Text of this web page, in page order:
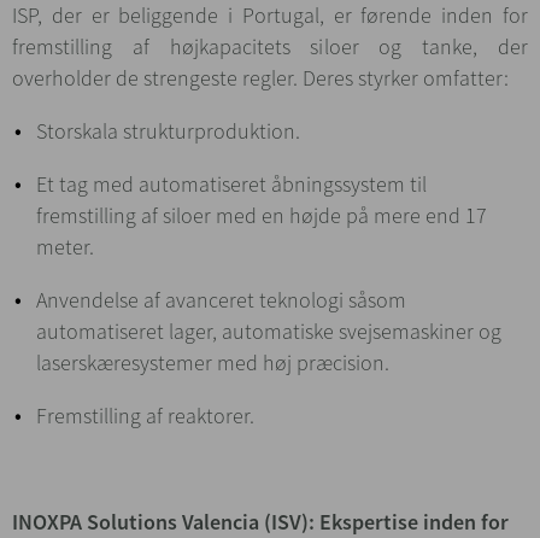
ISP, der er beliggende i Portugal, er førende inden for
fremstilling af højkapacitets siloer og tanke, der
overholder de strengeste regler. Deres styrker omfatter:
Storskala strukturproduktion.
Et tag med automatiseret åbningssystem til
fremstilling af siloer med en højde på mere end 17
meter.
Anvendelse af avanceret teknologi såsom
automatiseret lager, automatiske svejsemaskiner og
laserskæresystemer med høj præcision.
Fremstilling af reaktorer.
INOXPA Solutions Valencia (ISV): Ekspertise inden for